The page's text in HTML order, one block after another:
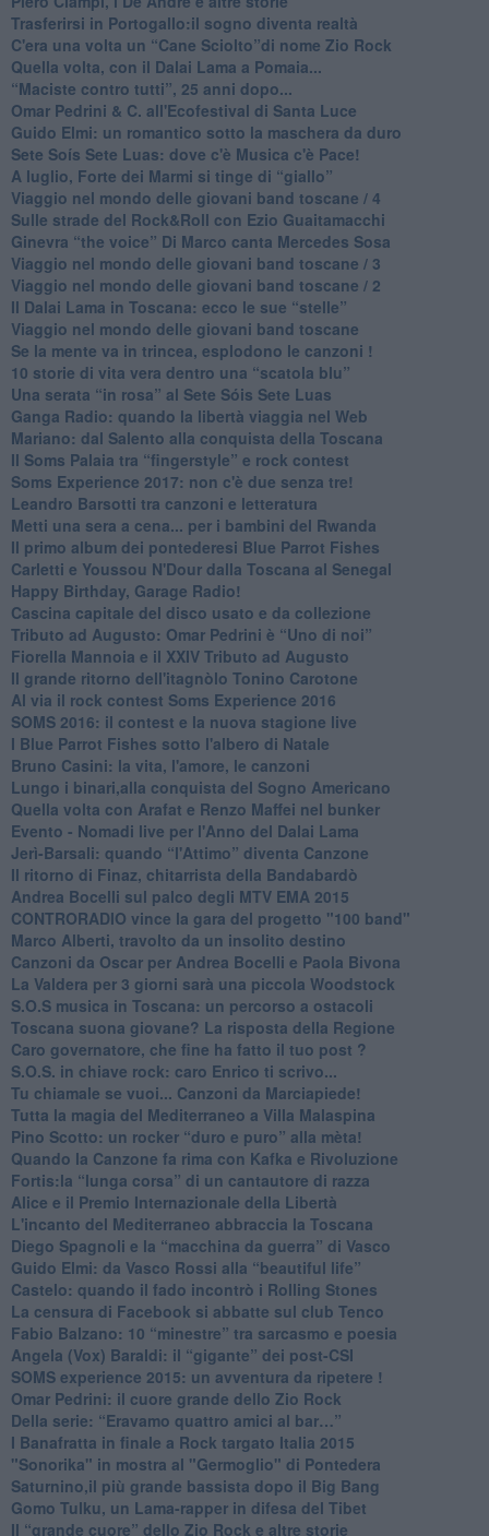
​Trasferirsi in Portogallo:il sogno diventa realtà
​C'era una volta un “Cane Sciolto”di nome Zio Rock
Quella volta, con il Dalai Lama a Pomaia...
​“Maciste contro tutti”, 25 anni dopo...
​Omar Pedrini & C. all'Ecofestival di Santa Luce
Guido Elmi: un romantico sotto la maschera da duro
Sete Soís Sete Luas: dove c'è Musica c'è Pace!
​A luglio, Forte dei Marmi si tinge di “giallo”
Viaggio nel mondo delle giovani band toscane / 4
Sulle strade del Rock&Roll con Ezio Guaitamacchi
​Ginevra “the voice” Di Marco canta Mercedes Sosa
Viaggio nel mondo delle giovani band toscane / 3
​Viaggio nel mondo delle giovani band toscane / 2
Il Dalai Lama in Toscana: ecco le sue “stelle”
Viaggio nel mondo delle giovani band toscane
Se la mente va in trincea, esplodono le canzoni !
​10 storie di vita vera dentro una “scatola blu”
​Una serata “in rosa” al Sete Sóis Sete Luas
Ganga Radio: quando la libertà viaggia nel Web
Mariano: dal Salento alla conquista della Toscana
​Il Soms Palaia tra “fingerstyle” e rock contest
Soms Experience 2017: non c'è due senza tre!
​Leandro Barsotti tra canzoni e letteratura
​Metti una sera a cena... per i bambini del Rwanda
​Il primo album dei pontederesi Blue Parrot Fishes
Carletti e Youssou N'Dour dalla Toscana al Senegal
Happy Birthday, Garage Radio!
​Cascina capitale del disco usato e da collezione
Tributo ad Augusto: Omar Pedrini è “Uno di noi”
​Fiorella Mannoia e il XXIV Tributo ad Augusto
Il grande ritorno dell'itagnòlo Tonino Carotone
​Al via il rock contest Soms Experience 2016
​SOMS 2016: il contest e la nuova stagione live
I Blue Parrot Fishes sotto l'albero di Natale
Bruno Casini: la vita, l'amore, le canzoni
​Lungo i binari,alla conquista del Sogno Americano
​Quella volta con Arafat e Renzo Maffei nel bunker
​Evento - Nomadi live per l'Anno del Dalai Lama
Jerì-Barsali: quando “l'Attimo” diventa Canzone
Il ritorno di Finaz, chitarrista della Bandabardò
Andrea Bocelli sul palco degli MTV EMA 2015
CONTRORADIO vince la gara del progetto "100 band"
Marco Alberti, travolto da un insolito destino
Canzoni da Oscar per Andrea Bocelli e Paola Bivona
La Valdera per 3 giorni sarà una piccola Woodstock
S.O.S musica in Toscana: un percorso a ostacoli
​Toscana suona giovane? La risposta della Regione
Caro governatore, che fine ha fatto il tuo post ?
S.O.S. in chiave rock: caro Enrico ti scrivo...
Tu chiamale se vuoi... Canzoni da Marciapiede!
​Tutta la magia del Mediterraneo a Villa Malaspina
​Pino Scotto: un rocker “duro e puro” alla mèta!
​Quando la Canzone fa rima con Kafka e Rivoluzione
​Fortis:la “lunga corsa” di un cantautore di razza
Alice e il Premio Internazionale della Libertà
​L'incanto del Mediterraneo abbraccia la Toscana
​Diego Spagnoli e la “macchina da guerra” di Vasco
​Guido Elmi: da Vasco Rossi alla “beautiful life”
​Castelo: quando il fado incontrò i Rolling Stones
La censura di Facebook si abbatte sul club Tenco
Fabio Balzano: 10 “minestre” tra sarcasmo e poesia
Angela (Vox) Baraldi: il “gigante” dei post-CSI
​SOMS experience 2015: un avventura da ripetere !
Omar Pedrini: il cuore grande dello Zio Rock
Della serie: “Eravamo quattro amici al bar…”
I Banafratta in finale a Rock targato Italia 2015
"Sonorika" in mostra al "Germoglio" di Pontedera
​Saturnino,il più grande bassista dopo il Big Bang
​Gomo Tulku, un Lama-rapper in difesa del Tibet
​Il “grande cuore” dello Zio Rock e altre storie